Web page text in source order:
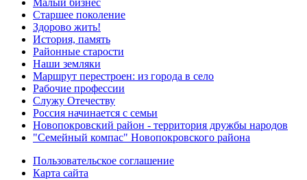
Малый бизнес
Старшее поколение
Здорово жить!
История, память
Районные старости
Наши земляки
Маршрут перестроен: из города в село
Рабочие профессии
Служу Отечеству
Россия начинается с семьи
Новопокровский район - территория дружбы народов
"Семейный компас" Новопокровского района
Пользовательское соглашение
Карта сайта